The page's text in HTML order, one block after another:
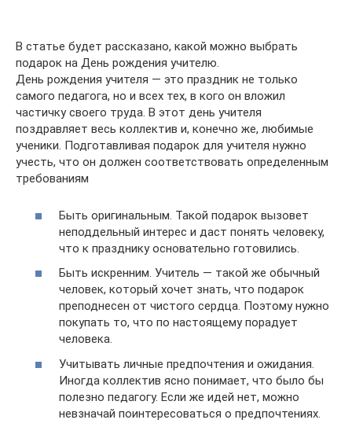
В статье будет рассказано, какой можно выбрать
подарок на День рождения учителю.
День рождения учителя — это праздник не только
самого педагога, но и всех тех, в кого он вложил
частичку своего труда. В этот день учителя
поздравляет весь коллектив и, конечно же, любимые
ученики. Подготавливая подарок для учителя нужно
учесть, что он должен соответствовать определенным
требованиям
Быть оригинальным. Такой подарок вызовет
неподдельный интерес и даст понять человеку,
что к празднику основательно готовились.
Быть искренним. Учитель — такой же обычный
человек, который хочет знать, что подарок
преподнесен от чистого сердца. Поэтому нужно
покупать то, что по настоящему порадует
человека.
Учитывать личные предпочтения и ожидания.
Иногда коллектив ясно понимает, что было бы
полезно педагогу. Если же идей нет, можно
невзначай поинтересоваться о предпочтениях.